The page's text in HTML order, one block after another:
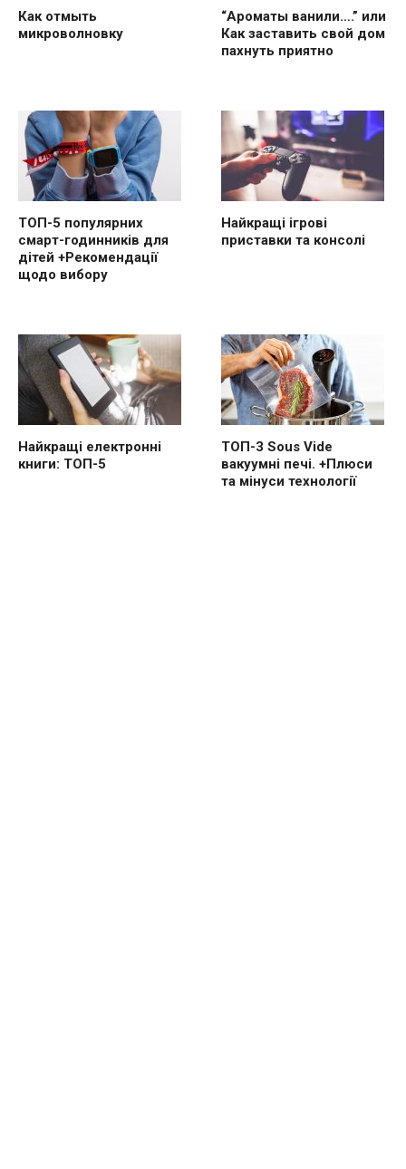
Как отмыть
микроволновку
“Ароматы ванили….” или
Как заставить свой дом
пахнуть приятно
ТОП-5 популярних
смарт-годинників для
дітей +Рекомендації
щодо вибору
Найкращі ігрові
приставки та консолі
Найкращі електронні
книги: ТОП-5
ТОП-3 Sous Vide
вакуумні печі. +Плюси
та мінуси технології